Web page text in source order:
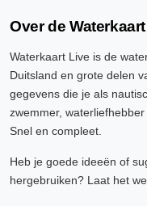
Over de
Waterkaart Live is de
Duitsland en grote delen
gegevens die je als
zwemmer,
Snel en compleet.
Heb je goede ideeën of
hergebruiken? Laat het